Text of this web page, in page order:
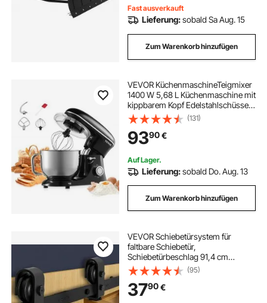
Fast ausverkauft
Lieferung:sobald Sa Aug. 15
Zum Warenkorb hinzufügen
VEVOR KüchenmaschineTeigmixer
1400 W 5,68 L Küchenmaschine mit
kippbarem Kopf Edelstahlschüssel
Knethaken Schneebesen Schaber,
Haushalts-Küchenmaschine zum
Backen und Mixen, schwarz
(131)
9390€
Auf Lager.
Lieferung:sobald Do. Aug. 13
Zum Warenkorb hinzufügen
VEVOR Schiebetürsystem für
faltbare Schiebetür,
Schiebetürbeschlag 91,4 cm
Laufschiene, geeignet für zwei 40,6
cm große Schrank-,
Speisekammer- & Wäschetüren
(nicht im Lieferumfang enthalten)
(95)
3790€